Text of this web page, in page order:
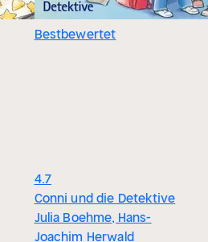
Bestbewertet
4.7
Conni und die Detektive
Julia Boehme, Hans-
Joachim Herwald